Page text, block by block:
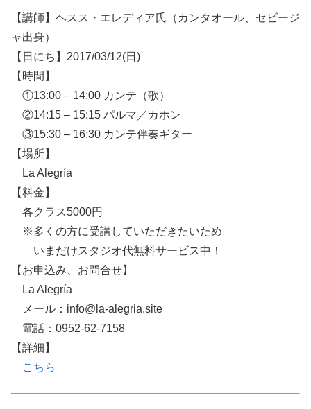
【講師】ヘスス・エレディア氏（カンタオール、セビージ
ャ出身）
【日にち】2017/03/12(日)
【時間】
①13:00 – 14:00 カンテ（歌）
②14:15 – 15:15 パルマ／カホン
③15:30 – 16:30 カンテ伴奏ギター
【場所】
La Alegría
【料金】
各クラス5000円
※多くの方に受講していただきたいため
いまだけスタジオ代無料サービス中！
【お申込み、お問合せ】
La Alegría
メール：info@la-alegria.site
電話：0952-62-7158
【詳細】
こちら